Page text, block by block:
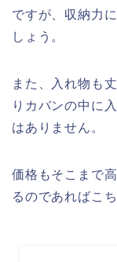
ですが、収納力
しょう。
また、入れ物も
りカバンの中に
はありません。
価格もそこまで
るのであればこ